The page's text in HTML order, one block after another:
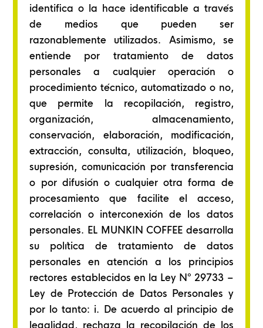
identifica o la hace identificable a través
de medios que pueden ser
razonablemente utilizados. Asimismo, se
entiende por tratamiento de datos
personales a cualquier operación o
procedimiento técnico, automatizado o no,
que permite la recopilación, registro,
organización, almacenamiento,
conservación, elaboración, modificación,
extracción, consulta, utilización, bloqueo,
supresión, comunicación por transferencia
o por difusión o cualquier otra forma de
procesamiento que facilite el acceso,
correlación o interconexión de los datos
personales. EL MUNKIN COFFEE desarrolla
su política de tratamiento de datos
personales en atención a los principios
rectores establecidos en la Ley Nº 29733 –
Ley de Protección de Datos Personales y
por lo tanto: i. De acuerdo al principio de
legalidad, rechaza la recopilación de los